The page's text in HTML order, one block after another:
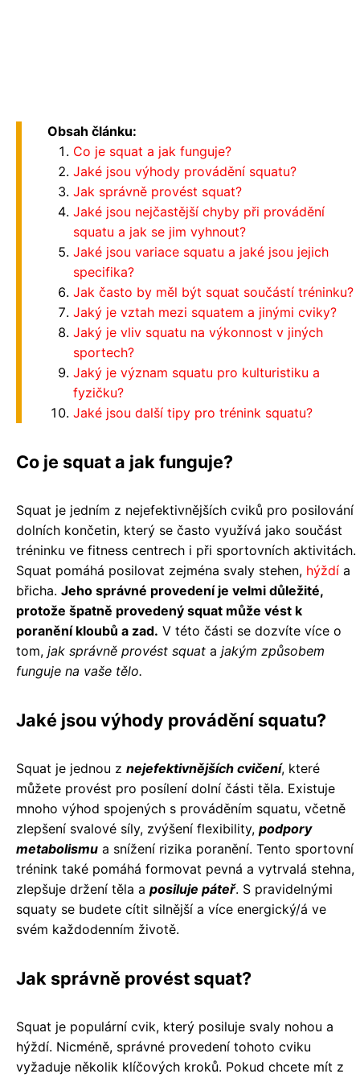
Obsah článku:
Co je squat a jak funguje?
Jaké jsou výhody provádění squatu?
Jak správně provést squat?
Jaké jsou nejčastější chyby při provádění
squatu a jak se jim vyhnout?
Jaké jsou variace squatu a jaké jsou jejich
specifika?
Jak často by měl být squat součástí tréninku?
Jaký je vztah mezi squatem a jinými cviky?
Jaký je vliv squatu na výkonnost v jiných
sportech?
Jaký je význam squatu pro kulturistiku a
fyzičku?
Jaké jsou další tipy pro trénink squatu?
Co je squat a jak funguje?
Squat je jedním z nejefektivnějších cviků pro posilování
dolních končetin, který se často využívá jako součást
tréninku ve fitness centrech i při sportovních aktivitách.
Squat pomáhá posilovat zejména svaly stehen, hýždí a
břicha. Jeho správné provedení je velmi důležité,
protože špatně provedený squat může vést k
poranění kloubů a zad. V této části se dozvíte více o
tom, jak správně provést squat a jakým způsobem
funguje na vaše tělo.
Jaké jsou výhody provádění squatu?
Squat je jednou z nejefektivnějších cvičení, které
můžete provést pro posílení dolní části těla. Existuje
mnoho výhod spojených s prováděním squatu, včetně
zlepšení svalové síly, zvýšení flexibility, podpory
metabolismu a snížení rizika poranění. Tento sportovní
trénink také pomáhá formovat pevná a vytrvalá stehna,
zlepšuje držení těla a posiluje páteř. S pravidelnými
squaty se budete cítit silnější a více energický/á ve
svém každodenním životě.
Jak správně provést squat?
Squat je populární cvik, který posiluje svaly nohou a
hýždí. Nicméně, správné provedení tohoto cviku
vyžaduje několik klíčových kroků. Pokud chcete mít z